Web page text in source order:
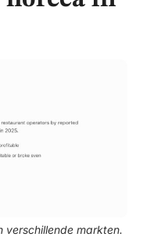
verschillende markten.